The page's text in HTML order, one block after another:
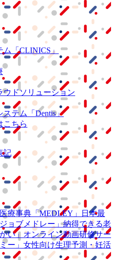
ム
「CLINICS」
ウドソリューション
ステム
「Dentis」
こちら
記
療事典 「MEDLEY」
日本最
ジョブメドレー」納得できる老
い」 オンライン動画研修サー
ー」 女性向け生理予測・妊活